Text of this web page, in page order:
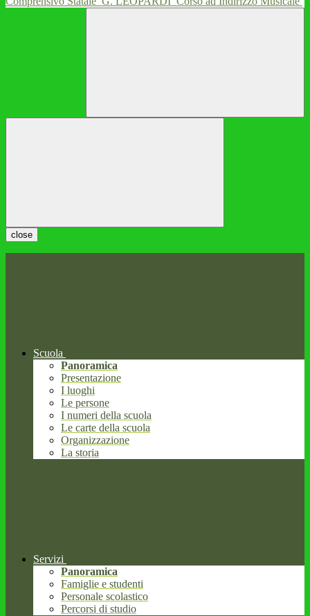
close
Scuola
Panoramica
Presentazione
I luoghi
Le persone
I numeri della scuola
Le carte della scuola
Organizzazione
La storia
Servizi
Panoramica
Famiglie e studenti
Personale scolastico
Percorsi di studio